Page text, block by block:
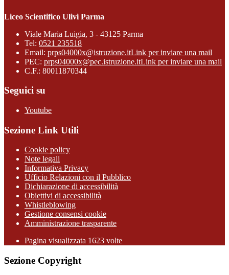
Liceo Scientifico Ulivi Parma
Viale Maria Luigia, 3 - 43125 Parma
Tel: 0521 235518
Email: prps04000x@istruzione.itLink per inviare una mail
PEC: prps04000x@pec.istruzione.itLink per inviare una mail
C.F.: 80011870344
Seguici su
Youtube
Sezione Link Utili
Cookie policy
Note legali
Informativa Privacy
Ufficio Relazioni con il Pubblico
Dichiarazione di accessibilità
Obiettivi di accessibilità
Whistleblowing
Gestione consensi cookie
Amministrazione trasparente
Pagina visualizzata 1623 volte
Sezione Copyright